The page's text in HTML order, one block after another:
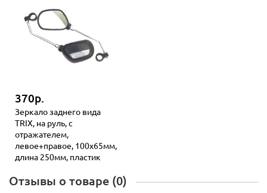
370р.
Зеркало заднего вида
TRIX, на руль, с
отражателем,
левое+правое, 100х65мм,
длина 250мм, пластик
Отзывы о товаре (0)